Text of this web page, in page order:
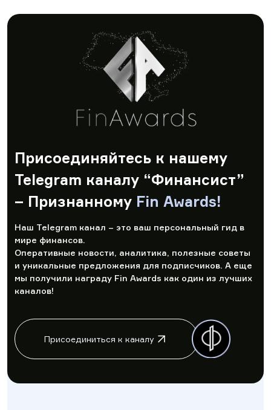
Присоединяйтесь к нашему
Telegram каналу “Финансист”
– Признанному Fin Awards!
Наш Telegram канал – это ваш персональный гид в
мире финансов.
Оперативные новости, аналитика, полезные советы
и уникальные предложения для подписчиков. А еще
мы получили награду Fin Awards как один из лучших
каналов!
Присоединиться к каналу